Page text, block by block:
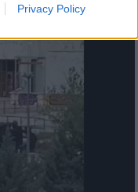
Privacy Policy